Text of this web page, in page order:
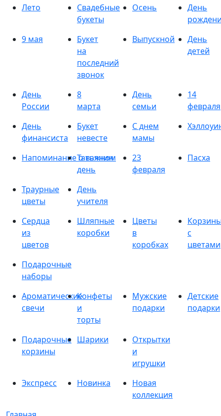
Лето
Свадебные
букеты
Осень
День
9 мая
Букет
на
последний
звонок
Выпускной
День
детей
День
России
8
марта
День
семьи
14
февраля
День
финансиста
Букет
невесте
С днем
мамы
Напоминание о важном
Татьянин
день
23
февраля
Пасха
Траурные
цветы
День
учителя
Сердца
из
цветов
Шляпные
коробки
Цветы
в
коробках
с
цветами
Подарочные
наборы
Ароматические
свечи
Конфеты
и
торты
Мужские
подарки
Детские
подарки
Подарочные
корзины
Шарики
Открытки
и
игрушки
Экспресс
Новинка
Новая
коллекция